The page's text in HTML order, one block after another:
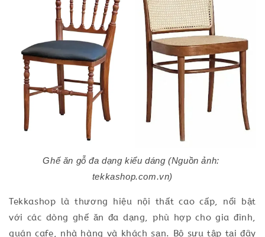
Ghế ăn gỗ đa dạng kiểu dáng (Nguồn ảnh:
tekkashop.com.vn)
Tekkashop là thương hiệu nội thất cao cấp, nổi bật
với các dòng ghế ăn đa dạng, phù hợp cho gia đình,
quán cafe, nhà hàng và khách sạn. Bộ sưu tập tại đây